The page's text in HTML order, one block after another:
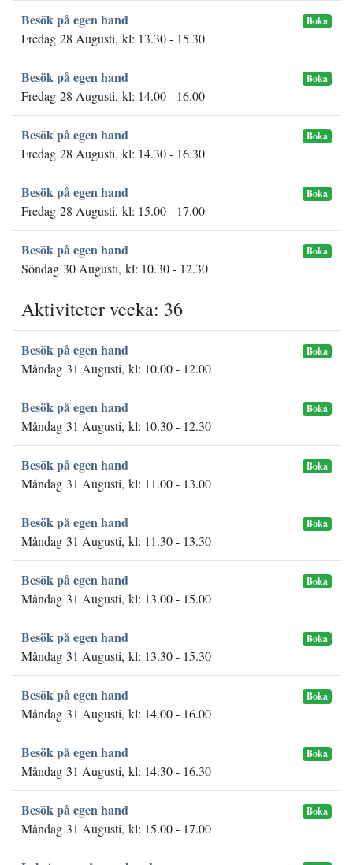
Besök på egen hand Boka
Fredag 28 Augusti, kl: 13.30 - 15.30
Besök på egen hand Boka
Fredag 28 Augusti, kl: 14.00 - 16.00
Besök på egen hand Boka
Fredag 28 Augusti, kl: 14.30 - 16.30
Besök på egen hand Boka
Fredag 28 Augusti, kl: 15.00 - 17.00
Besök på egen hand Boka
Söndag 30 Augusti, kl: 10.30 - 12.30
Aktiviteter vecka: 36
Besök på egen hand Boka
Måndag 31 Augusti, kl: 10.00 - 12.00
Besök på egen hand Boka
Måndag 31 Augusti, kl: 10.30 - 12.30
Besök på egen hand Boka
Måndag 31 Augusti, kl: 11.00 - 13.00
Besök på egen hand Boka
Måndag 31 Augusti, kl: 11.30 - 13.30
Besök på egen hand Boka
Måndag 31 Augusti, kl: 13.00 - 15.00
Besök på egen hand Boka
Måndag 31 Augusti, kl: 13.30 - 15.30
Besök på egen hand Boka
Måndag 31 Augusti, kl: 14.00 - 16.00
Besök på egen hand Boka
Måndag 31 Augusti, kl: 14.30 - 16.30
Besök på egen hand Boka
Måndag 31 Augusti, kl: 15.00 - 17.00